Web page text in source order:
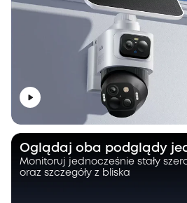
Oglądaj oba podglądy
Monitoruj jednocześnie stały
oraz szczegóły z bliska